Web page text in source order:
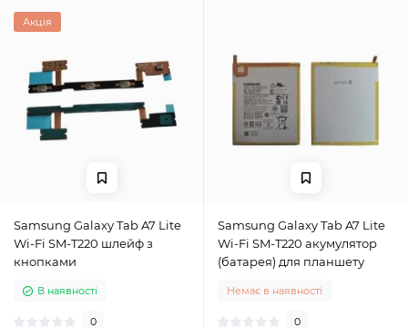
Акція
Samsung Galaxy Tab A7 Lite
Wi-Fi SM-T220 шлейф з
кнопками
В наявності
0
Samsung Galaxy Tab A7 Lite
Wi-Fi SM-T220 акумулятор
(батарея) для планшету
Немає в наявності
0